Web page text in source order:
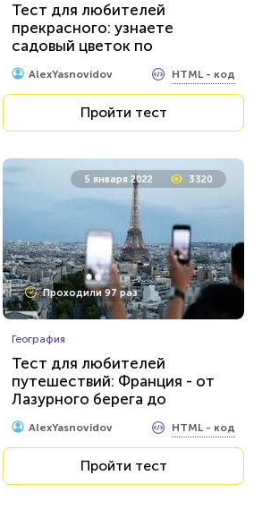
Тест для любителей
прекрасного: узнаете
садовый цветок по
фотографии и описанию?
AlexYasnovidov HTML - код
Пройти тест
5 января 2022 3320
Проходили 97 раз
География
Тест для любителей
путешествий: Франция - от
Лазурного берега до
катакомб Парижа
AlexYasnovidov HTML - код
Пройти тест